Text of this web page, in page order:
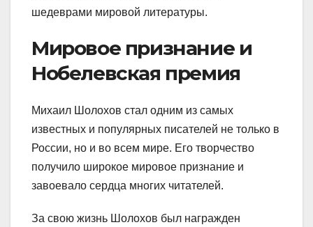
шедеврами мировой литературы.
Мировое признание и
Нобелевская премия
Михаил Шолохов стал одним из самых
известных и популярных писателей не только в
России, но и во всем мире. Его творчество
получило широкое мировое признание и
завоевало сердца многих читателей.
За свою жизнь Шолохов был награжден